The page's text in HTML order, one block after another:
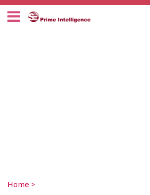
Home >